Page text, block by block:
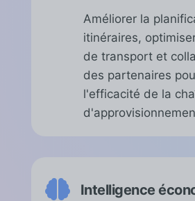
Améliorer la
itinéraires,
de transport et
des partenaires
l'efficacité de la
 Intelligence